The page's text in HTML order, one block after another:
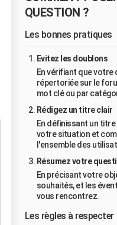
QUESTION ?
Les bonnes pratiques
Evitez les doublons
En vérifiant que votre
répertoriée sur le
mot clé ou par
Rédigez un titre clair
En définissant un
votre situation et
l'ensemble des
Résumez votre
En précisant votre
souhaités, et les
vous rencontrez.
Les règles à respecter